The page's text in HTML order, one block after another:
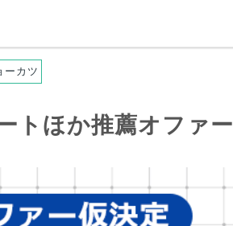
ーカツ
トほか推薦オファー